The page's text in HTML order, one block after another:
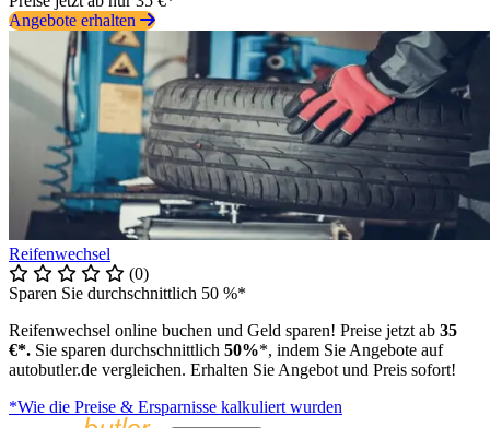
Angebote erhalten
Reifenwechsel
(0)
Sparen Sie durchschnittlich 50 %*
Reifenwechsel online buchen und Geld sparen! Preise jetzt ab 35
€*. Sie sparen durchschnittlich 50%*, indem Sie Angebote auf
autobutler.de vergleichen. Erhalten Sie Angebot und Preis sofort!
*Wie die Preise & Ersparnisse kalkuliert wurden